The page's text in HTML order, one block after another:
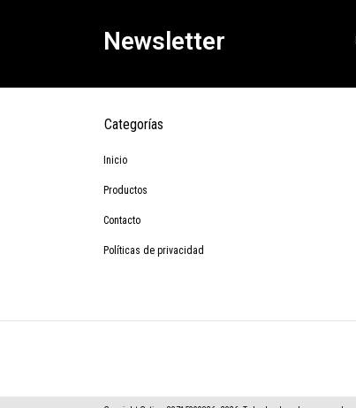
Newsletter
Categorías
Inicio
Productos
Contacto
Políticas de privacidad